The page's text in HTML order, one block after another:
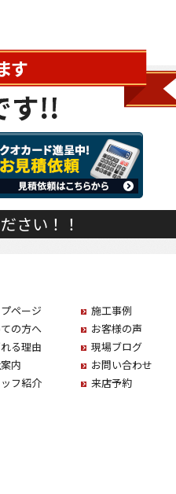
さい！！
ページ
の方へ
る理由
内
フ紹介
施工事例
お客様の声
現場ブログ
お問い合わせ
来店予約